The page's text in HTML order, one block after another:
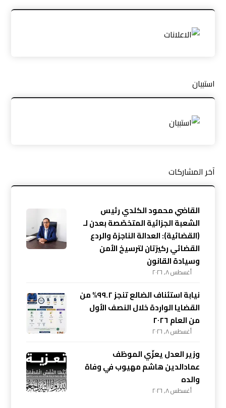
استبيان
آخر المشاركات
القاضي محمود الكلدي رئيس
الشعبة الجزائية المتخصّصة بعدن لـ
(القضائية): العدالة الناجزة والردع
القضائي ركيزتان لترسيخ الأمن
وسيادة القانون
أغسطس ٨, ٢٠٢٦
نيابة استئناف الضالع تنجز ٩٩.٢% من
القضايا الواردة خلال النصف الأول
من العام ٢٠٢٦
أغسطس ٨, ٢٠٢٦
وزير العدل يعزّي الموظف
عمادالدين هاشم مهيوب في وفاة
والده
أغسطس ٨, ٢٠٢٦